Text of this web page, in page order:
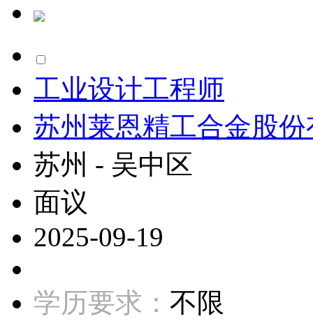
工业设计工程师
苏州莱恩精工合金股
苏州 - 吴中区
面议
2025-09-19
学历要求： 不限